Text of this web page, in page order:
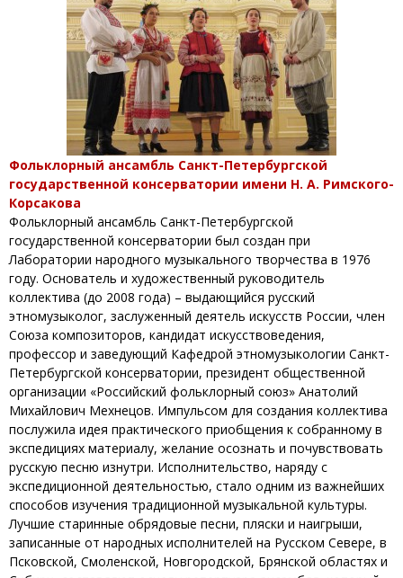
Фольклорный ансамбль Санкт-Петербургской
государственной консерватории имени Н. А. Римского-
Корсакова
Фольклорный ансамбль Санкт-Петербургской
государственной консерватории был создан при
Лаборатории народного музыкального творчества в 1976
году. Основатель и художественный руководитель
коллектива (до 2008 года) – выдающийся русский
этномузыколог, заслуженный деятель искусств России, член
Союза композиторов, кандидат искусствоведения,
профессор и заведующий Кафедрой этномузыкологии Санкт-
Петербургской консерватории, президент общественной
организации «Российский фольклорный союз» Анатолий
Михайлович Мехнецов. Импульсом для создания коллектива
послужила идея практического приобщения к собранному в
экспедициях материалу, желание осознать и почувствовать
русскую песню изнутри. Исполнительство, наряду с
экспедиционной деятельностью, стало одним из важнейших
способов изучения традиционной музыкальной культуры.
Лучшие старинные обрядовые песни, пляски и наигрыши,
записанные от народных исполнителей на Русском Севере, в
Псковской, Смоленской, Новгородской, Брянской областях и